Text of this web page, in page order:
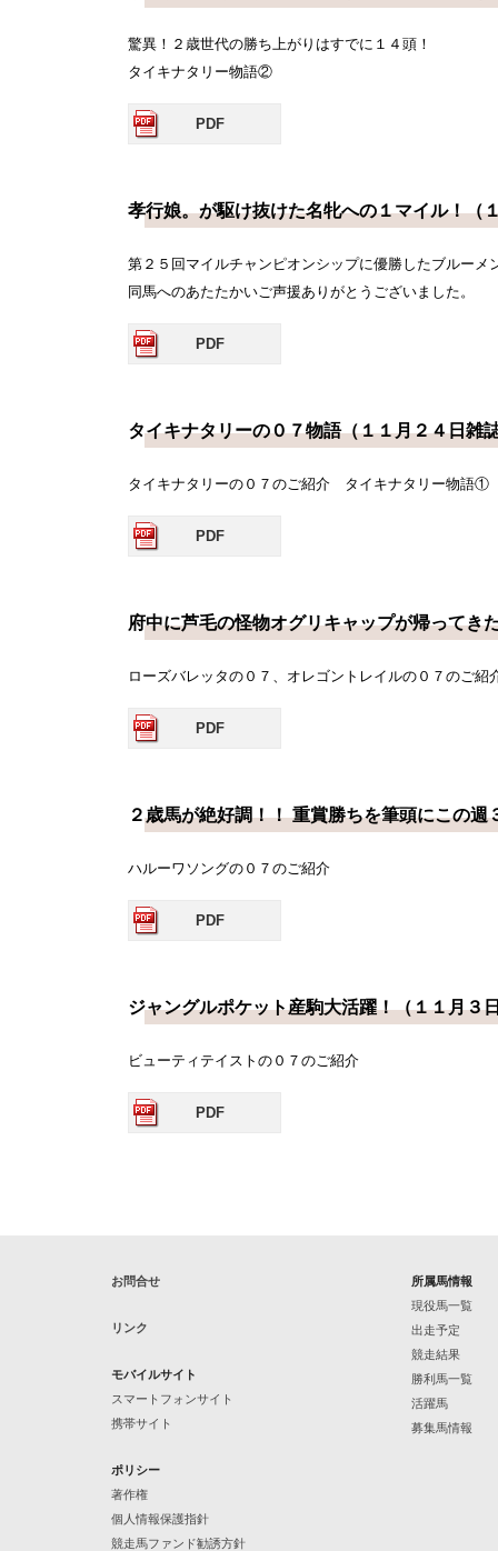
驚異！２歳世代の勝ち上がりはすでに１４頭！
タイキナタリー物語②
PDF
孝行娘。が駆け抜けた名牝への１マイル！（
第２５回マイルチャンピオンシップに優勝したブルーメ
同馬へのあたたかいご声援ありがとうございました。
PDF
タイキナタリーの０７物語（１１月２４日雑
タイキナタリーの０７のご紹介 タイキナタリー物語①
PDF
府中に芦毛の怪物オグリキャップが帰ってき
ローズバレッタの０７、オレゴントレイルの０７のご紹
PDF
２歳馬が絶好調！！ 重賞勝ちを筆頭にこの
ハルーワソングの０７のご紹介
PDF
ジャングルポケット産駒大活躍！（１１月３
ビューティテイストの０７のご紹介
PDF
お問合せ
リンク
モバイルサイト
スマートフォンサイト
携帯サイト
ポリシー
著作権
個人情報保護指針
競走馬ファンド勧誘方針
所属馬情報
現役馬一覧
出走予定
競走結果
勝利馬一覧
活躍馬
募集馬情報